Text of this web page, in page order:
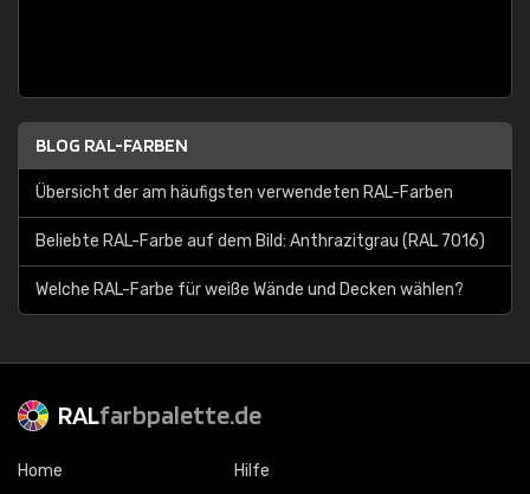
BLOG RAL-FARBEN
Übersicht der am häufigsten verwendeten RAL-Farben
Beliebte RAL-Farbe auf dem Bild: Anthrazitgrau (RAL 7016)
Welche RAL-Farbe für weiße Wände und Decken wählen?
RALfarbpalette.de
Home
Hilfe